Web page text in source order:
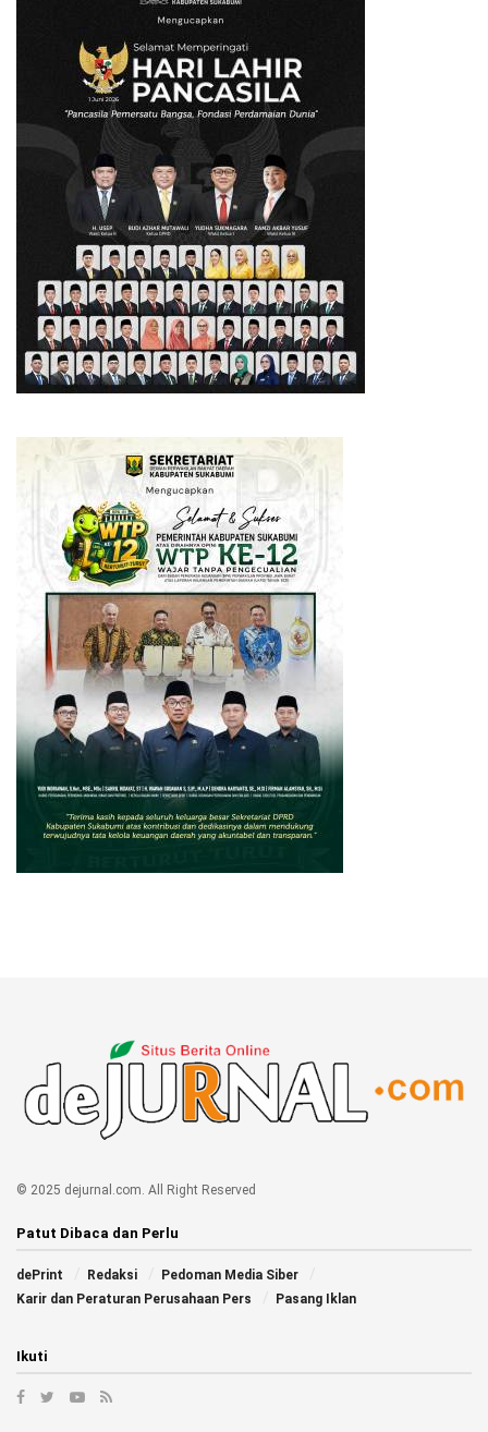
© 2025 dejurnal.com. All Right Reserved
Patut Dibaca dan Perlu
dePrint Redaksi
Pedoman Media Siber
Karir dan Peraturan Perusahaan Pers
Pasang Iklan
Ikuti